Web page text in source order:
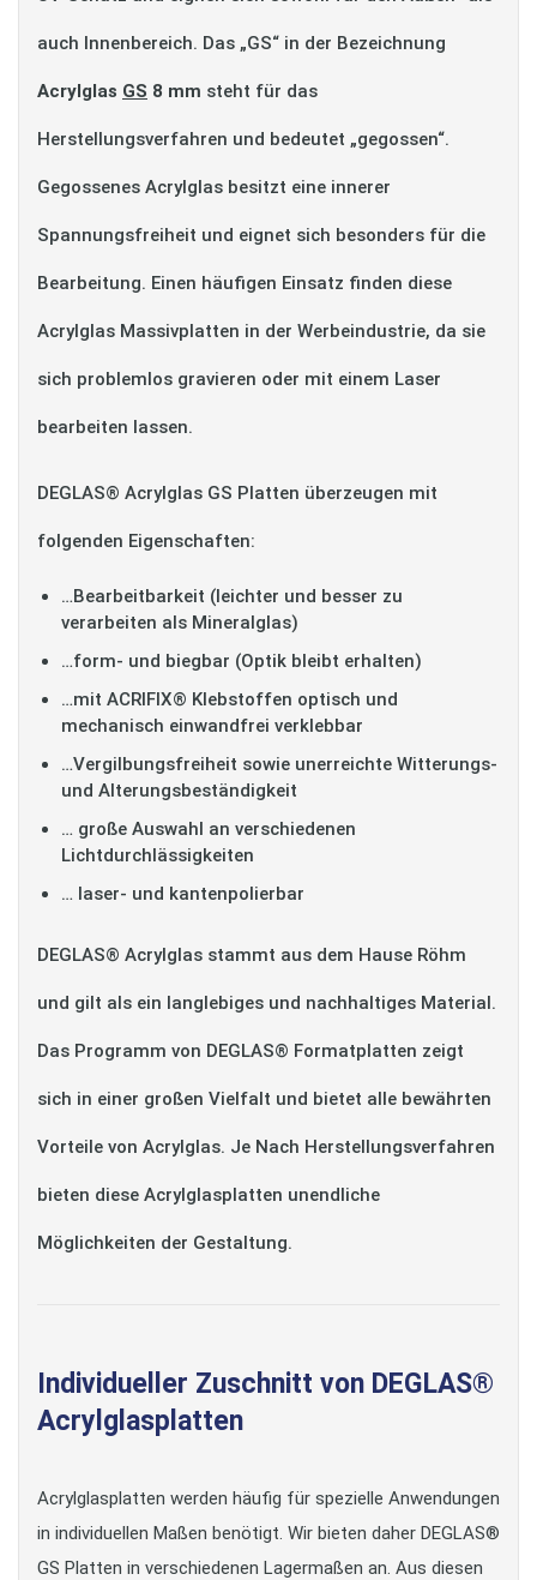
auch Innenbereich. Das „GS“ in der Bezeichnung
Acrylglas GS 8 mm steht für das
Herstellungsverfahren und bedeutet „gegossen“.
Gegossenes Acrylglas besitzt eine innerer
Spannungsfreiheit und eignet sich besonders für die
Bearbeitung. Einen häufigen Einsatz finden diese
Acrylglas Massivplatten in der Werbeindustrie, da sie
sich problemlos gravieren oder mit einem Laser
bearbeiten lassen.
DEGLAS® Acrylglas GS Platten überzeugen mit
folgenden Eigenschaften:
…Bearbeitbarkeit (leichter und besser zu
verarbeiten als Mineralglas)
…form- und biegbar (Optik bleibt erhalten)
…mit ACRIFIX® Klebstoffen optisch und
mechanisch einwandfrei verklebbar
…Vergilbungsfreiheit sowie unerreichte Witterungs-
und Alterungsbeständigkeit
… große Auswahl an verschiedenen
Lichtdurchlässigkeiten
… laser- und kantenpolierbar
DEGLAS® Acrylglas stammt aus dem Hause Röhm
und gilt als ein langlebiges und nachhaltiges Material.
Das Programm von DEGLAS® Formatplatten zeigt
sich in einer großen Vielfalt und bietet alle bewährten
Vorteile von Acrylglas. Je Nach Herstellungsverfahren
bieten diese Acrylglasplatten unendliche
Möglichkeiten der Gestaltung.
Individueller Zuschnitt von DEGLAS®
Acrylglasplatten
Acrylglasplatten werden häufig für spezielle Anwendungen
in individuellen Maßen benötigt. Wir bieten daher DEGLAS®
GS Platten in verschiedenen Lagermaßen an. Aus diesen